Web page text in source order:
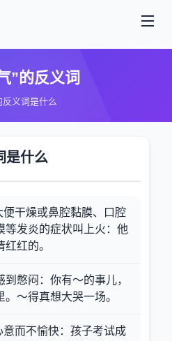
”的反义词
反义词是什么
是什么
便干燥或鼻腔黏膜、口腔
等发炎的症状叫上火：他
红的。
到憋闷：你有～的事儿，
。～得真想大哭一场。
意而不愉快：孩子考试成